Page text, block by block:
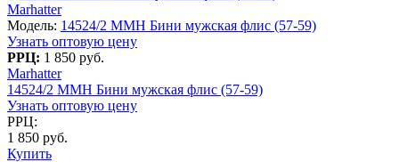
Marhatter
Модель: 14524/2 MMH Бини мужская флис (57-59)
Узнать оптовую цену
РРЦ: 1 850 руб.
Marhatter
14524/2 MMH Бини мужская флис (57-59)
Узнать оптовую цену
РРЦ:
1 850 руб.
Купить